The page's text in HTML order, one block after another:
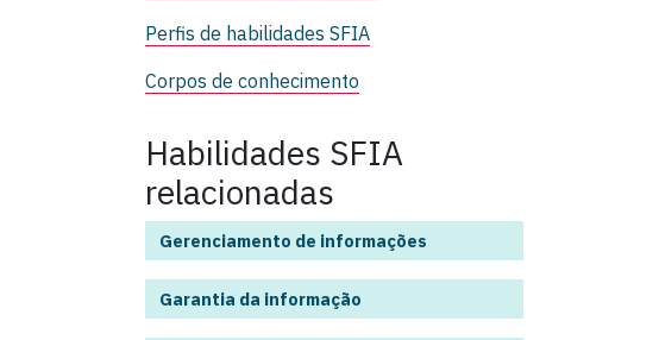
Perfis de habilidades SFIA
Corpos de conhecimento
Habilidades SFIA
relacionadas
Gerenciamento de informações
Garantia da informação